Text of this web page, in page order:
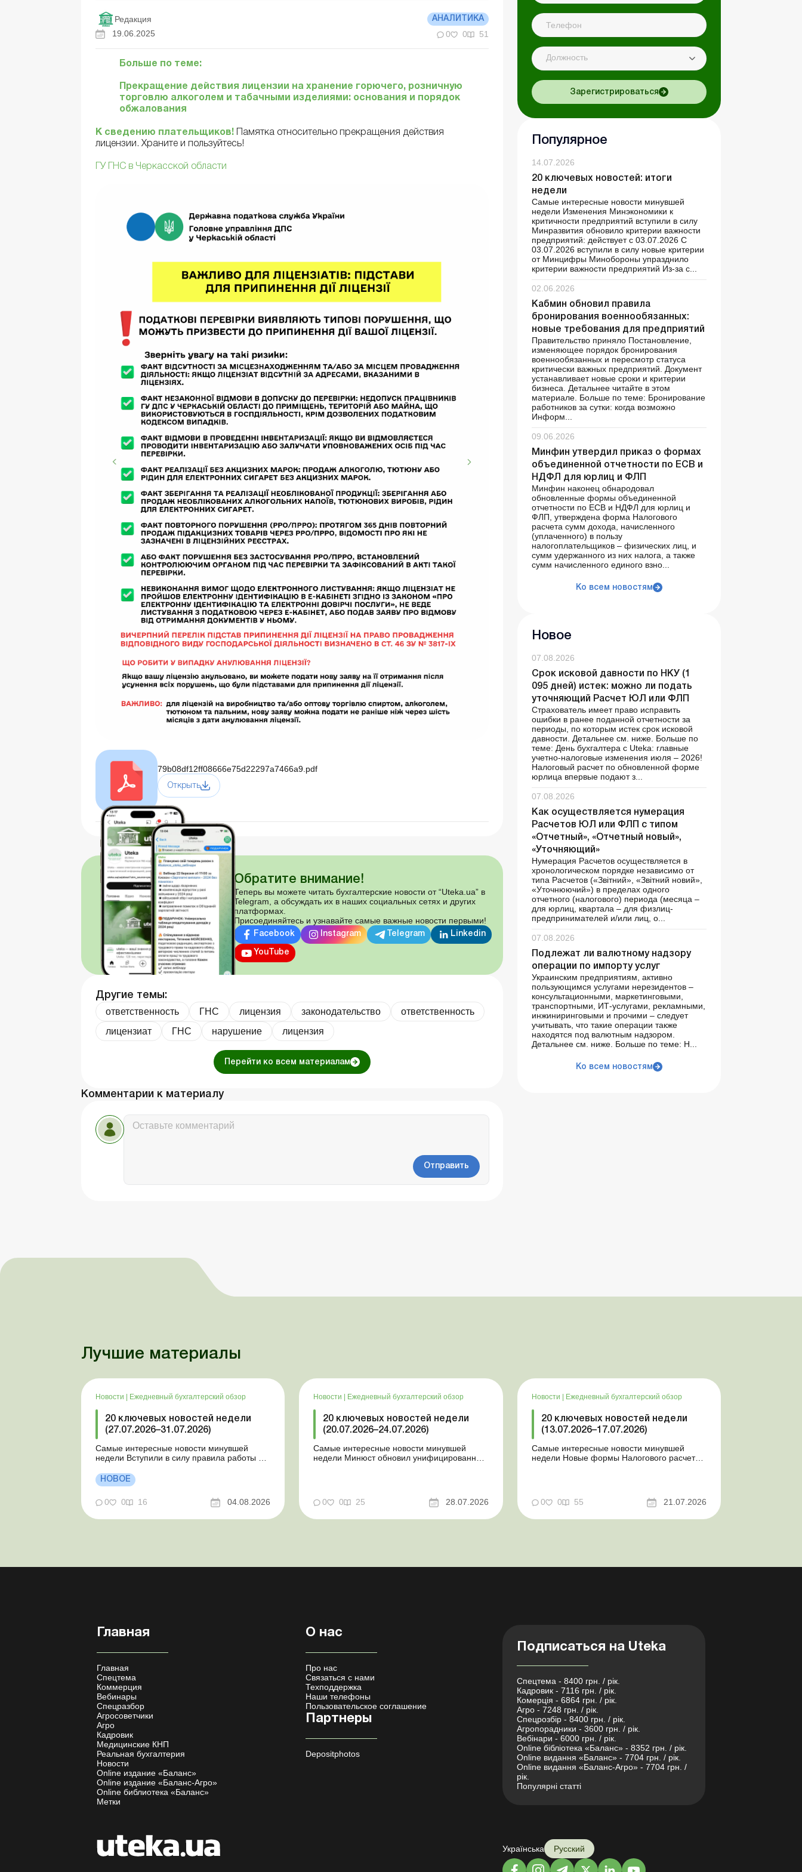
Редакция АНАЛИТИКА
19.06.2025 0 0 51
Больше по теме:
Прекращение действия лицензии на хранение горючего, розничную
торговлю алкоголем и табачными изделиями: основания и порядок
обжалования
К сведению плательщиков! Памятка относительно прекращения действия
лицензии. Храните и пользуйтесь!
ГУ ГНС в Черкасской области
79b08df12ff08666e75d22297a7466a9.pdf
Открыть
Обратите внимание!
Теперь вы можете читать бухгалтерские новости от “Uteka.ua” в
Telegram, а обсуждать их в наших социальных сетях и других
платформах.
Присоединяйтесь и узнавайте самые важные новости первыми!
Facebook Instagram Telegram Linkedin
YouTube
Другие темы:
ответственность ГНС лицензия законодательство
ответственность
лицензиат
ГНС нарушение лицензия
Перейти ко всем материалам
Комментарии к материалу
Отправить
Должность
Зарегистрироваться
Популярное
14.07.2026
20 ключевых новостей: итоги
недели
Самые интересные новости минувшей
недели Изменения Минэкономики к
критичности предприятий вступили в силу
Минразвития обновило критерии важности
предприятий: действует с 03.07.2026 С
03.07.2026 вступили в силу новые критерии
от Минцифры Минобороны упразднило
критерии важности предприятий Из-за с...
02.06.2026
Кабмин обновил правила
бронирования военнообязанных:
новые требования для предприятий
Правительство приняло Постановление,
изменяющее порядок бронирования
военнообязанных и пересмотр статуса
критически важных предприятий. Документ
устанавливает новые сроки и критерии
бизнеса. Детальнее читайте в этом
материале. Больше по теме: Бронирование
работников за сутки: когда возможно
Информ...
09.06.2026
Минфин утвердил приказ о формах
объединенной отчетности по ЕСВ и
НДФЛ для юрлиц и ФЛП
Минфин наконец обнародовал
обновленные формы объединенной
отчетности по ЕСВ и НДФЛ для юрлиц и
ФЛП, утверждена форма Налогового
расчета сумм дохода, начисленного
(уплаченного) в пользу
налогоплательщиков – физических лиц, и
сумм удержанного из них налога, а также
сумм начисленного единого взно...
Ко всем новостям
Новое
07.08.2026
Срок исковой давности по НКУ (1
095 дней) истек: можно ли подать
уточняющий Расчет ЮЛ или ФЛП
Страхователь имеет право исправить
ошибки в ранее поданной отчетности за
периоды, по которым истек срок исковой
давности. Детальнее см. ниже. Больше по
теме: День бухгалтера с Uteka: главные
учетно-налоговые изменения июля – 2026!
Налоговый расчет по обновленной форме
юрлица впервые подают з...
07.08.2026
Как осуществляется нумерация
Расчетов ЮЛ или ФЛП с типом
«Отчетный», «Отчетный новый»,
«Уточняющий»
Нумерация Расчетов осуществляется в
хронологическом порядке независимо от
типа Расчетов («Звітний», «Звітний новий»,
«Уточнюючий») в пределах одного
отчетного (налогового) периода (месяца –
для юрлиц, квартала – для физлиц-
предпринимателей и/или лиц, о...
07.08.2026
Подлежат ли валютному надзору
операции по импорту услуг
Украинским предприятиям, активно
пользующимся услугами нерезидентов –
консультационными, маркетинговыми,
транспортными, ИТ-услугами, рекламными,
инжиниринговыми и прочими – следует
учитывать, что такие операции также
находятся под валютным надзором.
Детальнее см. ниже. Больше по теме: Н...
Ко всем новостям
Лучшие материалы
Новости | Ежедневный бухгалтерский обзор
20 ключевых новостей недели
(27.07.2026–31.07.2026)
Самые интересные новости минувшей
недели Вступили в силу правила работы и
законы о мобилизации и военном
положении Для сельхозпредприятий и ФЛП
введены новые разовые статистические
формы Со 2 августа изменяется порядок
НОВОЕ
0 0 16 04.08.2026
Новости | Ежедневный бухгалтерский обзор
20 ключевых новостей недели
(20.07.2026–24.07.2026)
Самые интересные новости минувшей
недели Минюст обновил унифицированные
«в розыске»: что нужно знать
0 0 25 28.07.2026
Новости | Ежедневный бухгалтерский обзор
20 ключевых новостей недели
(13.07.2026–17.07.2026)
Самые интересные новости минувшей
недели Новые формы Налогового расчета:
Координационный центр по организации
0 0 55 21.07.2026
Главная
Главная
Спецтема
Коммерция
Вебинары
Спецразбор
Агросоветчики
Агро
Кадровик
Медицинские КНП
Реальная бухгалтерия
Новости
Online издание «Баланс»
Online издание «Баланс-Агро»
Online библиотека «Баланс»
Метки
О нас
Про нас
Связаться с нами
Техподдержка
Наши телефоны
Пользовательское соглашение
Партнеры
Depositphotos
Подписаться на Uteka
Спецтема - 8400 грн. / рік.
Кадровик - 7116 грн. / рік.
Комерція - 6864 грн. / рік.
Агро - 7248 грн. / рік.
Спецрозбір - 8400 грн. / рік.
Агропорадники - 3600 грн. / рік.
Вебінари - 6000 грн. / рік.
Online бібліотека «Баланс» - 8352 грн. / рік.
Online видання «Баланс» - 7704 грн. / рік.
Online видання «Баланс-Агро» - 7704 грн. /
рік.
Популярні статті
Українська Русский